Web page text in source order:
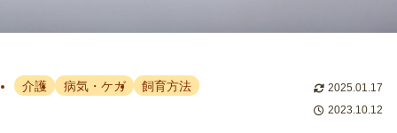
介護 病気・ケガ 飼育方法
2025.01.17
2023.10.12